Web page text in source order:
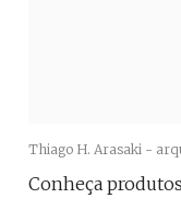
Thiago H. Arasaki -
Conheça